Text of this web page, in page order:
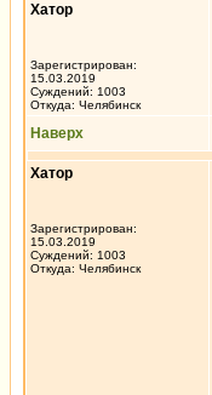
Хатор
Зарегистрирован:
15.03.2019
Суждений: 1003
Откуда: Челябинск
Наверх
Хатор
Зарегистрирован:
15.03.2019
Суждений: 1003
Откуда: Челябинск